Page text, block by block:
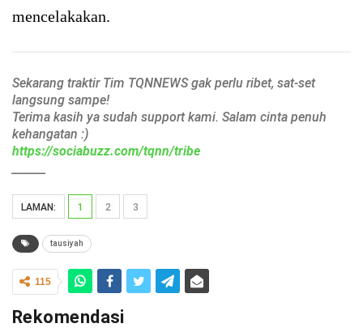
mencelakakan.
Sekarang traktir Tim TQNNEWS gak perlu ribet, sat-set
langsung sampe!
Terima kasih ya sudah support kami. Salam cinta penuh
kehangatan :)
https://sociabuzz.com/tqnn/tribe
LAMAN: 1 2 3
tausiyah
115
Rekomendasi